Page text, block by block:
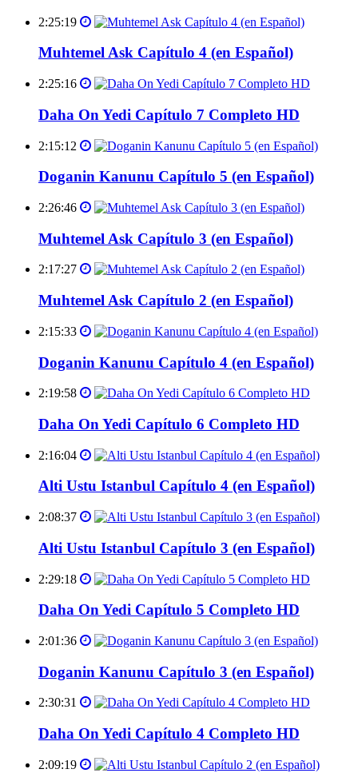
2:25:19
Muhtemel Ask Capítulo 4 (en Español)
2:25:16
Daha On Yedi Capítulo 7 Completo HD
2:15:12
Doganin Kanunu Capítulo 5 (en Español)
2:26:46
Muhtemel Ask Capítulo 3 (en Español)
2:17:27
Muhtemel Ask Capítulo 2 (en Español)
2:15:33
Doganin Kanunu Capítulo 4 (en Español)
2:19:58
Daha On Yedi Capítulo 6 Completo HD
2:16:04
Alti Ustu Istanbul Capítulo 4 (en Español)
2:08:37
Alti Ustu Istanbul Capítulo 3 (en Español)
2:29:18
Daha On Yedi Capítulo 5 Completo HD
2:01:36
Doganin Kanunu Capítulo 3 (en Español)
2:30:31
Daha On Yedi Capítulo 4 Completo HD
2:09:19